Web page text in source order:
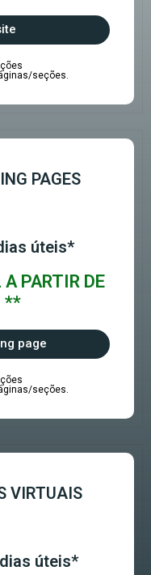
seções.
PAGES
úteis*
PARTIR DE
**
page
seções.
VIRTUAIS
úteis*